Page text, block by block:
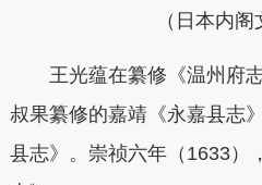
（日本内阁
王光蕴在纂修《温州府
叔果纂修的嘉靖《永嘉县志
县志》。 崇祯六年（1633）